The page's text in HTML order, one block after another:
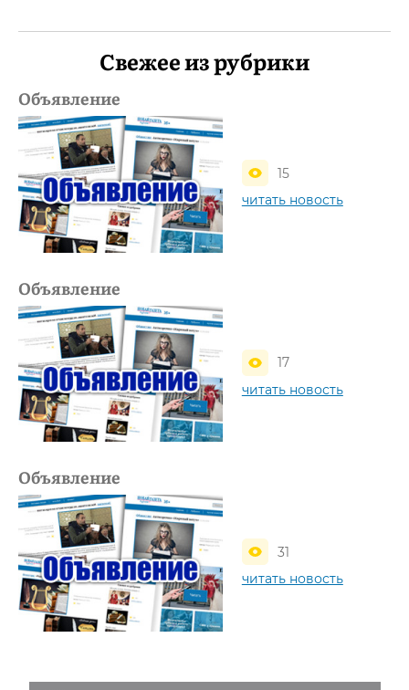
Свежее из рубрики
Объявление
15
читать новость
Объявление
17
читать новость
Объявление
31
читать новость